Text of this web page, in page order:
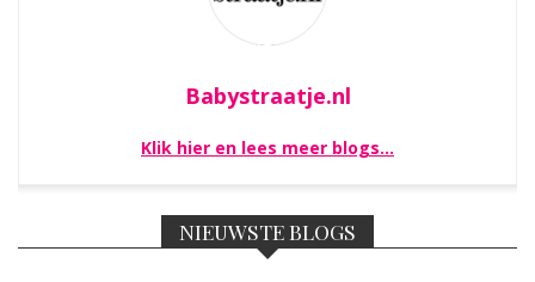
Babystraatje.nl
Klik hier en lees meer blogs…
NIEUWSTE BLOGS